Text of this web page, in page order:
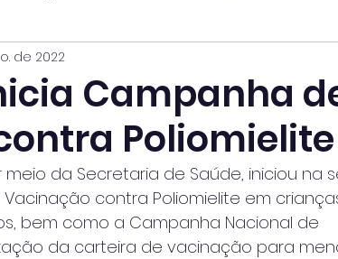
Campanha
Poliomielite
de 2022
meio da Secretaria de Saúde, iniciou na
contra Poliomielite em
bem como a Campanha Nacional de
da carteira de vacinação para